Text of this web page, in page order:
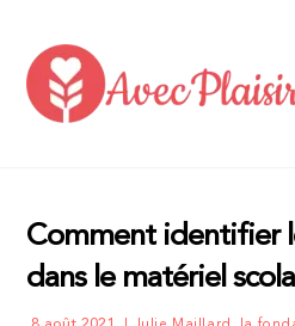
content
Comment identifier
dans le matériel